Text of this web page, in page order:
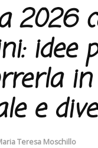
2026
idee
e
Teresa Moschillo